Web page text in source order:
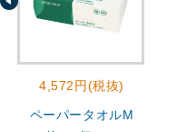
4,572円(税抜)
ペーパータオルM